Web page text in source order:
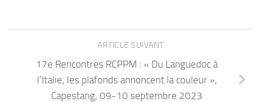
ARTICLE SUIVANT
17e Rencontres RCPPM : « Du Languedoc à
l’Italie, les plafonds annoncent la couleur »,
Capestang, 09-10 septembre 2023